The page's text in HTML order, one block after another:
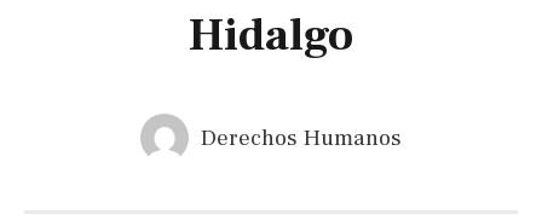
Hidalgo
Derechos Humanos